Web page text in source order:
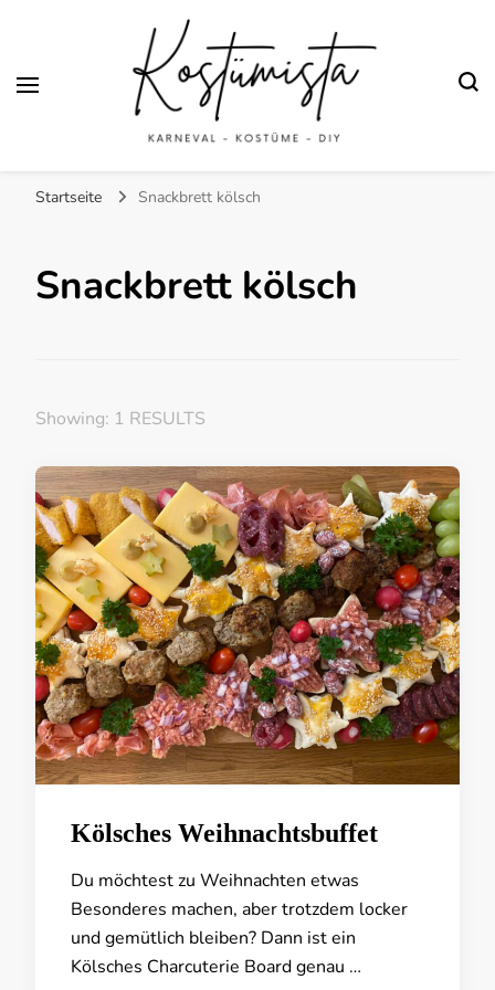
Karneval, Fasching und
Startseite Snackbrett kölsch
Snackbrett kölsch
Showing: 1 RESULTS
Kölsches Weihnachtsbuffet
Du möchtest zu Weihnachten etwas
Besonderes machen, aber trotzdem locker
und gemütlich bleiben? Dann ist ein
Kölsches Charcuterie Board genau …